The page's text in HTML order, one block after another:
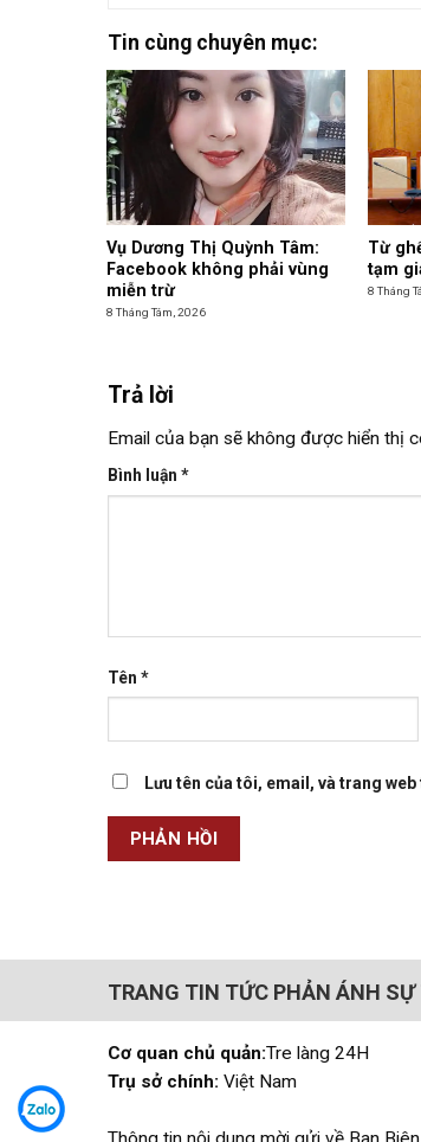
Tin cùng chuyên mục:
Vụ Dương Thị Quỳnh Tâm:
Facebook không phải vùng
miễn trừ
8 Tháng Tám, 2026
Từ
tạm
8 Tháng
Trả lời
Email của bạn sẽ không được hiển thị
Bình luận *
Tên *
Lưu tên của tôi, email, và trang
TRANG TIN TỨC PHẢN ÁNH
Cơ quan chủ quản:Tre làng 24H
Trụ sở chính: Việt Nam